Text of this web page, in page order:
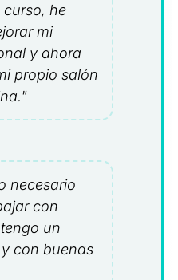
curso, he
mi
y ahora
propio salón
necesario
con
un
con buenas